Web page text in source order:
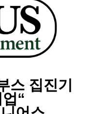
스 집진기
“